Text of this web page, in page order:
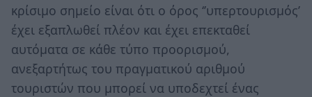
κρίσιμο σημείο είναι ότι ο όρος ‘’υπερτουρισμός’
έχει εξαπλωθεί πλέον και έχει επεκταθεί
αυτόματα σε κάθε τύπο προορισμού,
ανεξαρτήτως του πραγματικού αριθμού
τουριστών που μπορεί να υποδεχτεί ένας